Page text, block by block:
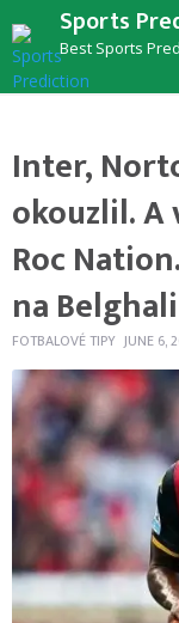
Sports
Best Sports
Inter,
okouzlil.
Roc
na
FOTBALOVÉ TIPY JUNE 6,